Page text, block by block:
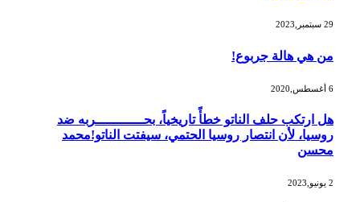
29 سبتمبر,2023
من هي هالة جربوع!
هل ارتكب حلف الناتو خطأً تاريخياً، بحــــــــــــربه ضد
روسيا، لأن انتصار روسيا الحتمي، سيفتت الناتو!محمد
محسن